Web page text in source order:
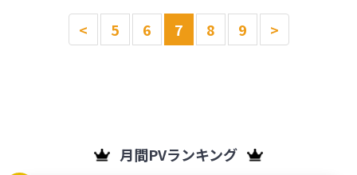
< 5 6 7 8 9 >
月間PVランキング